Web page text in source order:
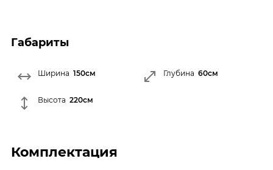
Габариты
Ширина 150см Глубина 60см
Высота 220см
Комплектация